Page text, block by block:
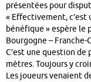
présentées pour
« Effectivement, c’est
bénéfique » espère le
Bourgogne – Franche-
C’est une question
mètres. Toujours y
Les joueurs venaient